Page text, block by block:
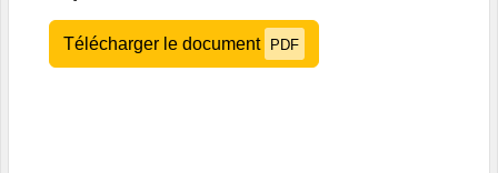
Télécharger le document PDF